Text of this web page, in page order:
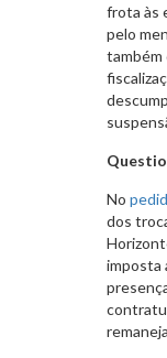
frota às
pelo
também
No
dos
imposta